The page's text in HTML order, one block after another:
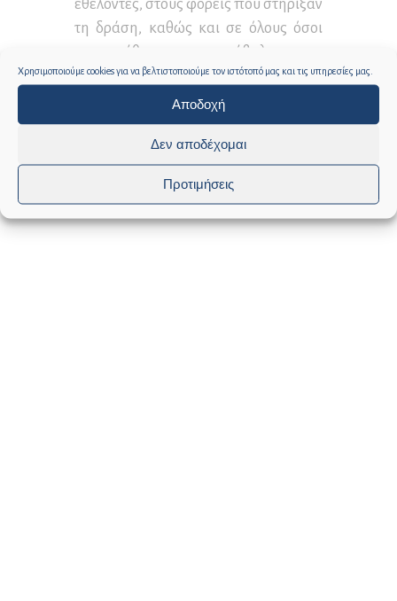
Χρησιμοποιούμε cookies για να βελτιστοποιούμε τον ιστότοπό μας και τις υπηρεσίες μας.
Αποδοχή
Δεν αποδέχομαι
Προτιμήσεις
εθελοντές, στους φορείς που στήριξαν
τη δράση, καθώς και σε όλους όσοι
παρευρέθηκαν και συνέβαλαν στην
υλοποίηση της.
Ο ΔΗΜΑΡΧΟΣ ΔΥΤΙΚΗΣ ΣΑΜΟΥ
ΘΕΜΙΣΤΟΚΛΗΣ ΠΑΠΑΘΕΟΦΑΝΟΥΣ